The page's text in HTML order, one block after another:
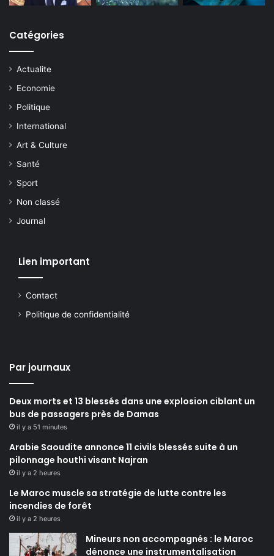
Catégories
Actualite
Economie
Politique
International
Art & Culture
Santé
Sport
Non classé
Journal
Lien important
Contact
Politique de confidentialité
Par journaux
Deux morts et 13 blessés dans une explosion ciblant un
bus de passagers près de Damas
il y a 51 minutes
Arabie Saoudite annonce 11 civils blessés suite à un
pilonnage houthi visant Najran
il y a 2 heures
Le Maroc muscle sa stratégie de lutte contre les
incendies de forêt
il y a 2 heures
Mineurs non accompagnés : le Maroc
dénonce une instrumentalisation